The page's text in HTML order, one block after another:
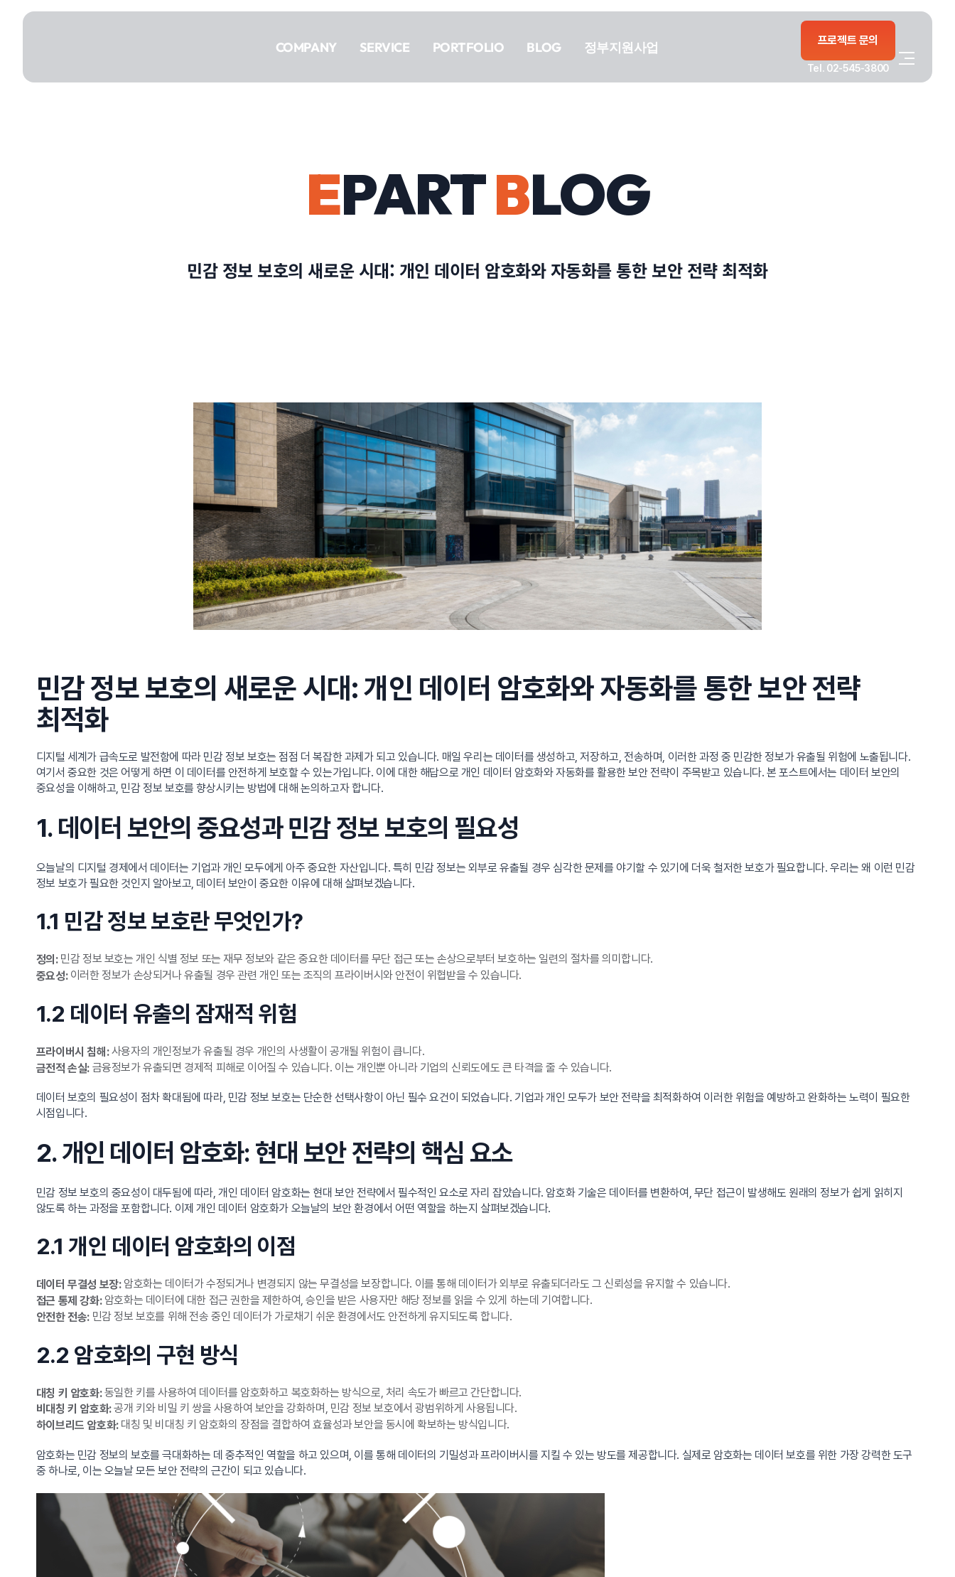
건너뛰기
COMPANY SERVICE PORTFOLIO BLOG 정부지원사업 프로젝트 문의
Tel. 02-545-3800
PORTFOLIO
정부지원사업
EPARTBLOG
민감 정보 보호의 새로운 시대: 개인 데이터 암호화와 자동화를 통한 보안 전략 최적화
민감 정보 보호의 새로운 시대: 개인 데이터 암호화와 자동화를 통한 보안 전략
최적화
디지털 세계가 급속도로 발전함에 따라 민감 정보 보호는 점점 더 복잡한 과제가 되고 있습니다. 매일 우리는 데이터를 생성하고, 저장하고, 전송하며, 이러한 과정 중 민감한 정보가 유출될 위험에 노출됩니다.
여기서 중요한 것은 어떻게 하면 이 데이터를 안전하게 보호할 수 있는가입니다. 이에 대한 해답으로 개인 데이터 암호화와 자동화를 활용한 보안 전략이 주목받고 있습니다. 본 포스트에서는 데이터 보안의
중요성을 이해하고, 민감 정보 보호를 향상시키는 방법에 대해 논의하고자 합니다.
1. 데이터 보안의 중요성과 민감 정보 보호의 필요성
오늘날의 디지털 경제에서 데이터는 기업과 개인 모두에게 아주 중요한 자산입니다. 특히 민감 정보는 외부로 유출될 경우 심각한 문제를 야기할 수 있기에 더욱 철저한 보호가 필요합니다. 우리는 왜 이런 민감
정보 보호가 필요한 것인지 알아보고, 데이터 보안이 중요한 이유에 대해 살펴보겠습니다.
1.1 민감 정보 보호란 무엇인가?
정의:민감 정보 보호는 개인 식별 정보 또는 재무 정보와 같은 중요한 데이터를 무단 접근 또는 손상으로부터 보호하는 일련의 절차를 의미합니다.
중요성:이러한 정보가 손상되거나 유출될 경우 관련 개인 또는 조직의 프라이버시와 안전이 위협받을 수 있습니다.
1.2 데이터 유출의 잠재적 위험
프라이버시 침해:사용자의 개인정보가 유출될 경우 개인의 사생활이 공개될 위험이 큽니다.
금전적 손실:금융정보가 유출되면 경제적 피해로 이어질 수 있습니다. 이는 개인뿐 아니라 기업의 신뢰도에도 큰 타격을 줄 수 있습니다.
데이터 보호의 필요성이 점차 확대됨에 따라, 민감 정보 보호는 단순한 선택사항이 아닌 필수 요건이 되었습니다. 기업과 개인 모두가 보안 전략을 최적화하여 이러한 위험을 예방하고 완화하는 노력이 필요한
시점입니다.
2. 개인 데이터 암호화: 현대 보안 전략의 핵심 요소
민감 정보 보호의 중요성이 대두됨에 따라, 개인 데이터 암호화는 현대 보안 전략에서 필수적인 요소로 자리 잡았습니다. 암호화 기술은 데이터를 변환하여, 무단 접근이 발생해도 원래의 정보가 쉽게 읽히지
않도록 하는 과정을 포함합니다. 이제 개인 데이터 암호화가 오늘날의 보안 환경에서 어떤 역할을 하는지 살펴보겠습니다.
2.1 개인 데이터 암호화의 이점
데이터 무결성 보장:암호화는 데이터가 수정되거나 변경되지 않는 무결성을 보장합니다. 이를 통해 데이터가 외부로 유출되더라도 그 신뢰성을 유지할 수 있습니다.
접근 통제 강화:암호화는 데이터에 대한 접근 권한을 제한하여, 승인을 받은 사용자만 해당 정보를 읽을 수 있게 하는데 기여합니다.
안전한 전송:민감 정보 보호를 위해 전송 중인 데이터가 가로채기 쉬운 환경에서도 안전하게 유지되도록 합니다.
2.2 암호화의 구현 방식
대칭 키 암호화:동일한 키를 사용하여 데이터를 암호화하고 복호화하는 방식으로, 처리 속도가 빠르고 간단합니다.
비대칭 키 암호화:공개 키와 비밀 키 쌍을 사용하여 보안을 강화하며, 민감 정보 보호에서 광범위하게 사용됩니다.
하이브리드 암호화:대칭 및 비대칭 키 암호화의 장점을 결합하여 효율성과 보안을 동시에 확보하는 방식입니다.
암호화는 민감 정보의 보호를 극대화하는 데 중추적인 역할을 하고 있으며, 이를 통해 데이터의 기밀성과 프라이버시를 지킬 수 있는 방도를 제공합니다. 실제로 암호화는 데이터 보호를 위한 가장 강력한 도구
중 하나로, 이는 오늘날 모든 보안 전략의 근간이 되고 있습니다.